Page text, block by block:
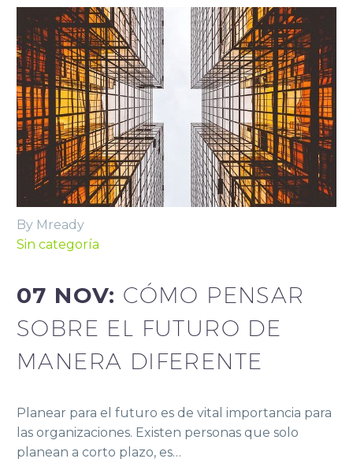
By Mready
Sin categoría
07 NOV: CÓMO PENSAR
SOBRE EL FUTURO DE
MANERA DIFERENTE
Planear para el futuro es de vital importancia para
las organizaciones. Existen personas que solo
planean a corto plazo, es…